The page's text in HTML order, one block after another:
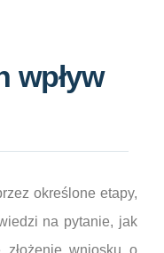
wpływ
określone etapy,
na pytanie, jak
złożenie wniosku o